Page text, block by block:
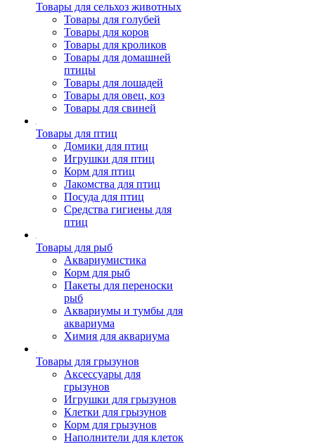
Товары для сельхоз животных
Товары для голубей
Товары для коров
Товары для кроликов
Товары для домашней
птицы
Товары для лошадей
Товары для овец, коз
Товары для свиней
Товары для птиц
Домики для птиц
Игрушки для птиц
Корм для птиц
Лакомства для птиц
Посуда для птиц
Средства гигиены для
птиц
Товары для рыб
Аквариумистика
Корм для рыб
Пакеты для переноски
рыб
Аквариумы и тумбы для
аквариума
Химия для аквариума
Товары для грызунов
Аксессуары для
грызунов
Игрушки для грызунов
Клетки для грызунов
Корм для грызунов
Наполнители для клеток